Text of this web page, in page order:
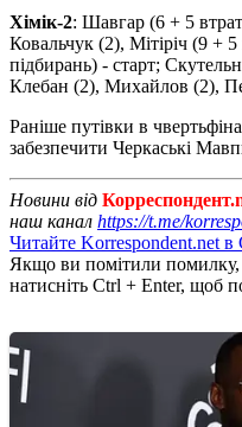
Хімік-2: Шавгар (6 + 5
Ковальчук (2), Мітіріч (9 +
підбирань) - старт;
Клебан (2), Михайлов (2),
Раніше путівки в
забезпечити Черкаські
Новини від
наш канал https://t.me/
Читайте Korrespondent.net в
Якщо ви помітили помилку,
натисніть Ctrl + Enter, щоб